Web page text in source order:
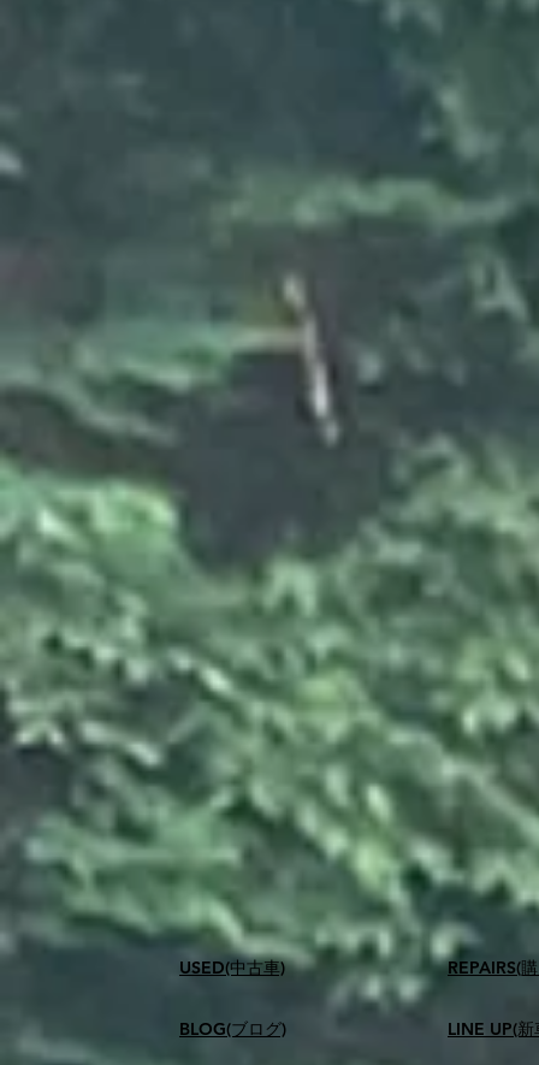
USED(中古車)
BLOG(ブログ)
​REPAIRS(
LINE UP(